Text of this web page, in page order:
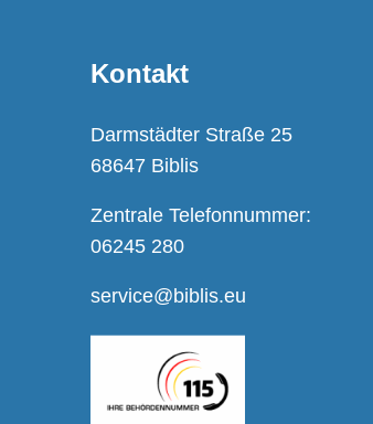
Kontakt
Darmstädter Straße 25
68647 Biblis
Zentrale Telefonnummer:
06245 280
service@biblis.eu